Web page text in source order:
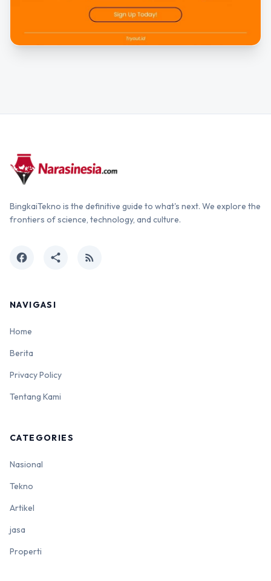
BingkaiTekno is the definitive guide to what's next. We explore the
frontiers of science, technology, and culture.
facebook share rss_feed
NAVIGASI
Home
Berita
Privacy Policy
Tentang Kami
CATEGORIES
Nasional
Tekno
Artikel
jasa
Properti